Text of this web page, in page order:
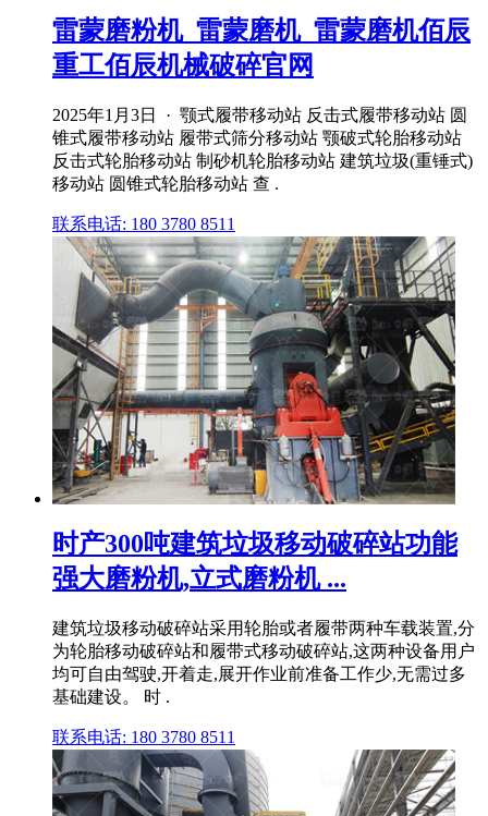
雷蒙磨粉机_雷蒙磨机_雷蒙磨机佰辰
重工佰辰机械破碎官网
2025年1月3日 · 颚式履带移动站 反击式履带移动站 圆
锥式履带移动站 履带式筛分移动站 颚破式轮胎移动站
反击式轮胎移动站 制砂机轮胎移动站 建筑垃圾(重锤式)
移动站 圆锥式轮胎移动站 查 .
联系电话: 180 3780 8511
时产300吨建筑垃圾移动破碎站功能
强大磨粉机,立式磨粉机 ...
建筑垃圾移动破碎站采用轮胎或者履带两种车载装置,分
为轮胎移动破碎站和履带式移动破碎站,这两种设备用户
均可自由驾驶,开着走,展开作业前准备工作少,无需过多
基础建设。 时 .
联系电话: 180 3780 8511